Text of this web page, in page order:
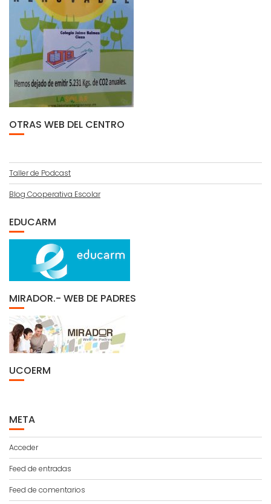
OTRAS WEB DEL CENTRO
Taller de Podcast
Blog Cooperativa Escolar
EDUCARM
MIRADOR.- WEB DE PADRES
UCOERM
META
Acceder
Feed de entradas
Feed de comentarios